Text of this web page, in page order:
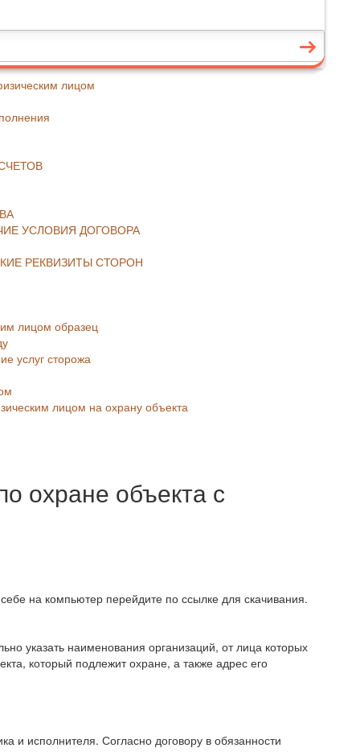
лицом
УСЛОВИЯ ДОГОВОРА
РЕКВИЗИТЫ СТОРОН
лицом образец
услуг сторожа
лицом на охрану объекта
охране объекта с
на компьютер перейдите по ссылке для скачивания.
указать наименования организаций, от лица которых
который подлежит охране, а также адрес его
и исполнителя. Согласно договору в обязанности